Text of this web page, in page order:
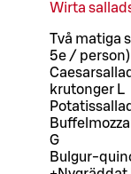
Wirta
Två matiga
5e / person)
krutonger L
G
Bulgur-